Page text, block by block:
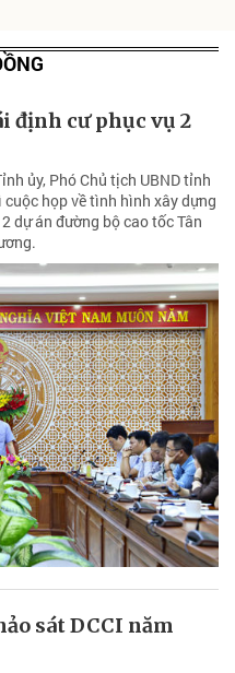
định cư phục vụ 2
ủy, Phó Chủ tịch UBND tỉnh
họp về tình hình xây dựng
dự án đường bộ cao tốc Tân
sát DCCI năm